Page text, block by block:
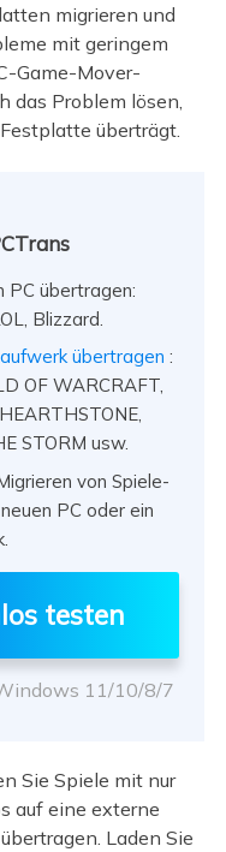
migrieren und
mit geringem
Game-Mover-
das Problem lösen,
überträgt.
PC übertragen:
Blizzard.
übertragen :
OF WARCRAFT,
STORM usw.
von Spiele-
PC oder ein
testen
11/10/8/7
Sie Spiele mit nur
auf eine externe
Laden Sie